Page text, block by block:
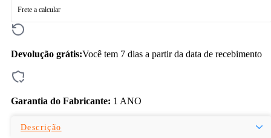
Frete a calcular
Devolução grátis:Você tem 7 dias a partir da data de recebimento
Garantia do Fabricante: 1 ANO
Descrição